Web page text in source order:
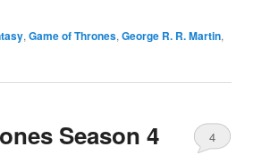
, Game of Thrones, George R. R. Martin,
Season 4
4